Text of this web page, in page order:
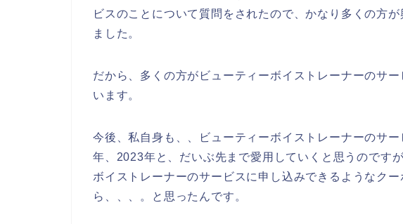
ビスのことについて質問をされたので、かなり多くの方
ました。
だから、多くの方がビューティーボイストレーナーのサ
います。
今後、私自身も、、ビューティーボイストレーナーのサ
年、2023年と、だいぶ先まで愛用していくと思うのです
ボイストレーナーのサービスに申し込みできるようなク
ら、、、。と思ったんです。